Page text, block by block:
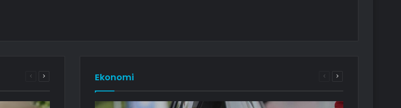
ÖncekiSonraki
Ekonomi
ÖncekiSonraki